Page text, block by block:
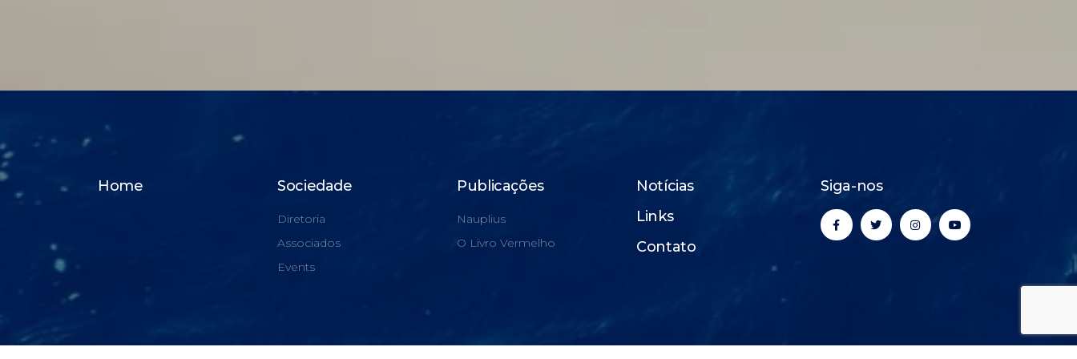
Home Sociedade
Diretoria
Associados
Events
Publicações
Nauplius
O Livro Vermelho
Notícias
Links
Contato
Siga-nos